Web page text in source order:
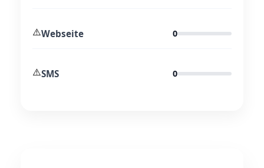
⚠️Webseite 0
⚠️SMS 0